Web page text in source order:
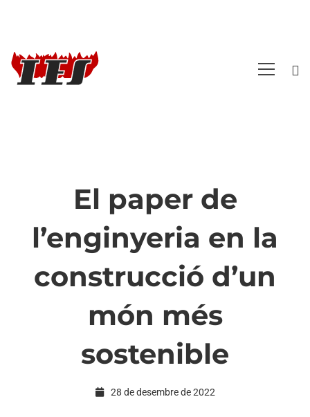
paper
de
l’enginyeria
El paper de
l’enginyeria en la
construcció d’un
món més
sostenible
28 de desembre de 2022